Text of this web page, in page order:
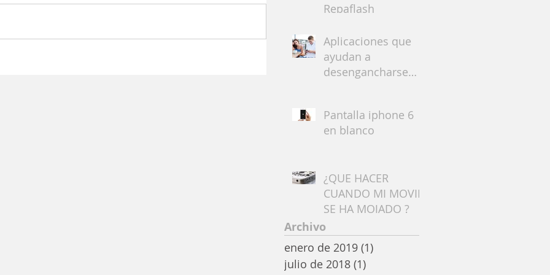
Repaflash
Aplicaciones que
ayudan a
desengancharse
Pantalla iphone 6
en blanco
¿QUE HACER
CUANDO MI MOVIL
SE HA MOJADO ?
Archivo
enero de 2019 (1)
julio de 2018 (1)